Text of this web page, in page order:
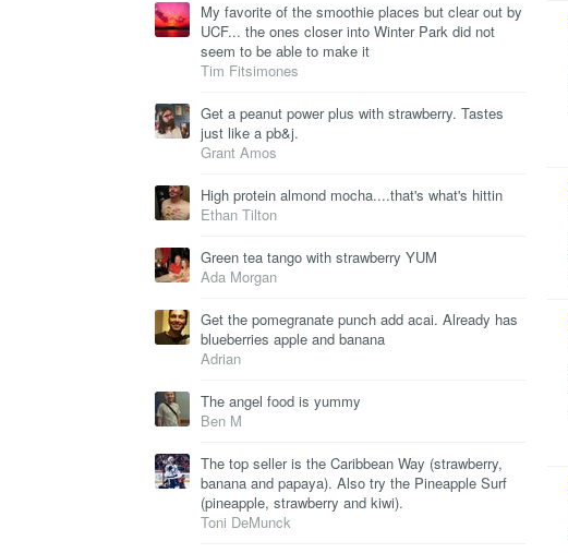
My favorite of the smoothie places but clear out by
UCF... the ones closer into Winter Park did not
seem to be able to make it
Tim Fitsimones
Get a peanut power plus with strawberry. Tastes
just like a pb&j.
Grant Amos
High protein almond mocha....that's what's hittin
Ethan Tilton
Green tea tango with strawberry YUM
Ada Morgan
Get the pomegranate punch add acai. Already has
blueberries apple and banana
Adrian
The angel food is yummy
Ben M
The top seller is the Caribbean Way (strawberry,
banana and papaya). Also try the Pineapple Surf
(pineapple, strawberry and kiwi).
Toni DeMunck